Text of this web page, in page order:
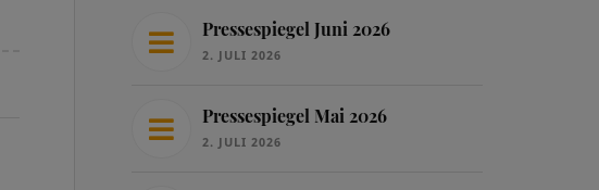
Pressespiegel Juni 2026
2. JULI 2026
Pressespiegel Mai 2026
2. JULI 2026